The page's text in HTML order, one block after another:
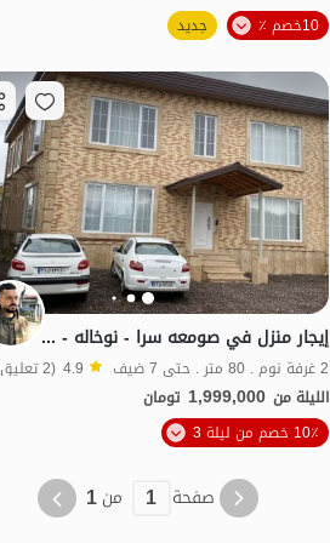
الموقع على الخريطة
10خصم ٪
جديد
اقتصادي
إيجار منزل في صومعه سرا - نوخاله - الطابق الثاني
2 غرفة نوم . 80 متر . حتى 7 ضيف 4.9 (2 تعليق)
الليلة من 1,999,000 تومان
10٪ خصم من ليلة 3
صفحة 1 من1